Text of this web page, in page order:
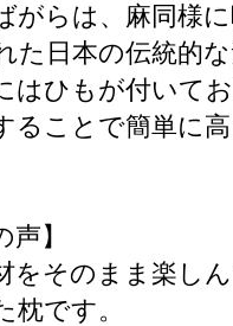
がらは、麻同様
た日本の伝統的な
はひもが付いて
ることで簡単に
声】
をそのまま楽し
枕です。